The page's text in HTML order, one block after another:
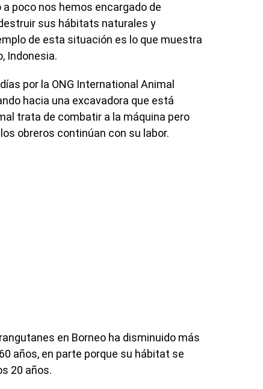
poco nos hemos encargado de
sus hábitats naturales y
de esta situación es lo que muestra
Indonesia.
por la ONG International Animal
hacia una excavadora que está
trata de combatir a la máquina pero
obreros continúan con su labor.
en Borneo ha disminuido más
años, en parte porque su hábitat se
20 años.